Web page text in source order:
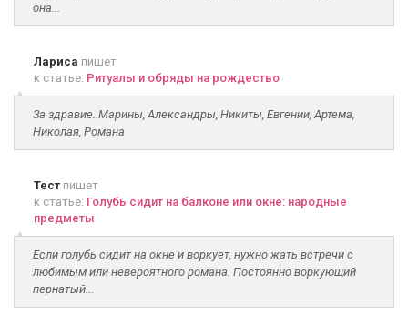
она...
Лариса пишет
к статье: Ритуалы и обряды на рождество
За здравие..Марины, Александры, Никиты, Евгении, Артема,
Николая, Романа
Тест пишет
к статье: Голубь сидит на балконе или окне: народные
предметы
Если голубь сидит на окне и воркует, нужно жать встречи с
любимым или невероятного романа. Постоянно воркующий
пернатый...